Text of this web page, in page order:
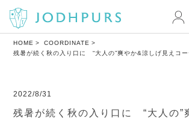
HOME
COORDINATE
残暑が続く秋の入り口に “大人の”爽やか&涼しげ見えコ
2022/8/31
残暑が続く秋の入り口に “大人の”